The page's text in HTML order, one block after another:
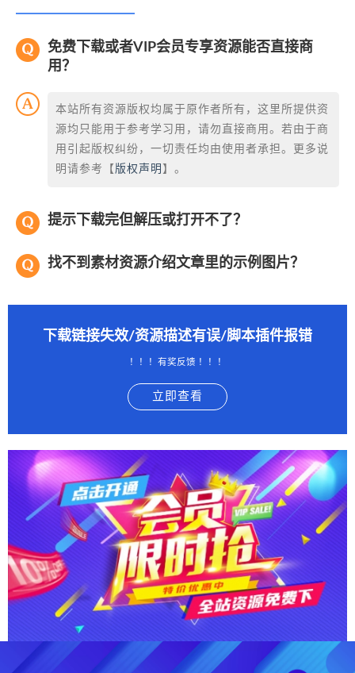
免费下载或者VIP会员专享资源能否直接商
用？
本站所有资源版权均属于原作者所有，这里所提供资
源均只能用于参考学习用，请勿直接商用。若由于商
用引起版权纠纷，一切责任均由使用者承担。更多说
明请参考【 版权声明 】。
提示下载完但解压或打开不了？
找不到素材资源介绍文章里的示例图片？
下载链接失效/资源描述有误/脚本插件报错
！！！有奖反馈 ！！！
立即查看